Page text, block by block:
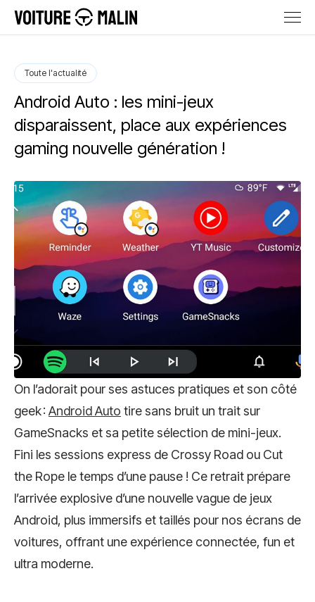
Toute l'actualité
Android Auto : les mini-jeux
disparaissent, place aux expériences
gaming nouvelle génération !
On l’adorait pour ses astuces pratiques et son côté
geek : Android Auto tire sans bruit un trait sur
GameSnacks et sa petite sélection de mini-jeux.
Fini les sessions express de Crossy Road ou Cut
the Rope le temps d’une pause ! Ce retrait prépare
l’arrivée explosive d’une nouvelle vague de jeux
Android, plus immersifs et taillés pour nos écrans de
voitures, offrant une expérience connectée, fun et
ultra moderne.